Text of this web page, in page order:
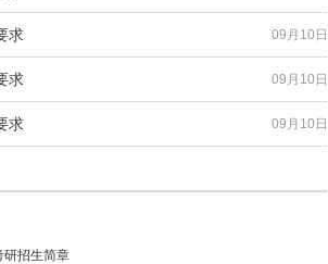
09月10日
求
09月10日
求
09月10日
求
研招生简章